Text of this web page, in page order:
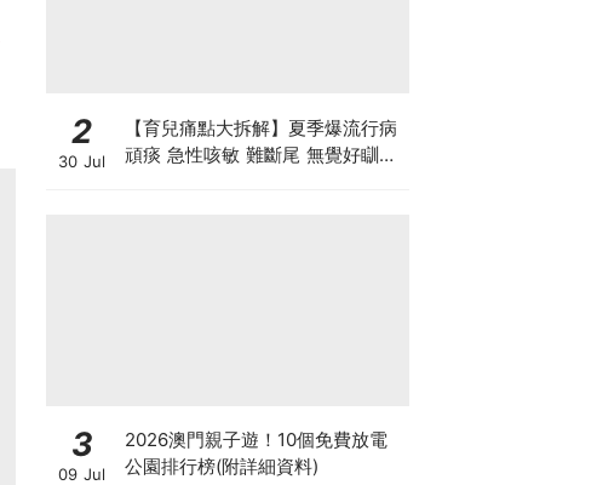
2
30 Jul
【育兒痛點大拆解】夏季爆流行病
頑痰 急性咳敏 難斷尾 無覺好瞓？
3
09 Jul
2026澳門親子遊！10個免費放電
公園排行榜(附詳細資料)